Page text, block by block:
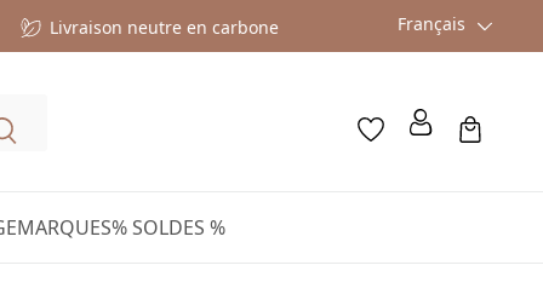
Livraison neutre en carbone Français
MARQUES% SOLDES %